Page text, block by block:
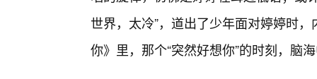
世界，太冷”，道出了少年面对婷婷时
你》里，那个“突然好想你”的时刻，脑